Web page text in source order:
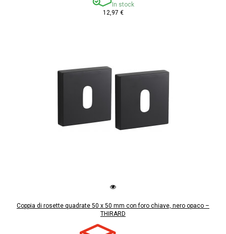
In stock
12,97 €
Coppia di rosette quadrate 50 x 50 mm con foro chiave, nero opaco –
THIRARD